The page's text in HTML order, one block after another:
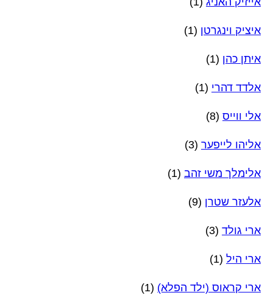
איציק וינגרטן (1)
איתן כהן (1)
אלדד דהרי (1)
אלי ווייס (8)
אליהו לייפער (3)
אלימלך משי זהב (1)
אלעזר שטרן (9)
ארי גולד (3)
ארי היל (1)
ארי קראוס (ילד הפלא) (1)